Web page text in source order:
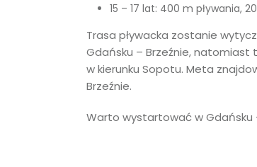
15 – 17 lat: 400 m pływania,
Trasa pływacka zostanie
Gdańsku – Brzeźnie,
w kierunku Sopotu. Meta
Brzeźnie.
Warto wystartować w Gdańsku